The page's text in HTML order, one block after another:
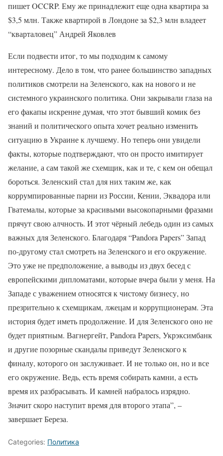
пишет OCCRP. Ему же принадлежит еще одна квартира за
$3,5 млн. Также квартирой в Лондоне за $2,3 млн владеет
“кварталовец” Андрей Яковлев
Если подвести итог, то мы подходим к самому
интересному. Дело в том, что ранее большинство западных
политиков смотрели на Зеленского, как на нового и не
системного украинского политика. Они закрывали глаза на
его факапы искренне думая, что этот бывший комик без
знаний и политического опыта хочет реально изменить
ситуацию в Украине к лучшему. Но теперь они увидели
факты, которые подтверждают, что он просто имитирует
желание, а сам такой же схемщик, как и те, с кем он обещал
бороться. Зеленский стал для них таким же, как
коррумпированные парни из России, Кении, Эквадора или
Гватемалы, которые за красивыми высокопарными фразами
прячут свою алчность. И этот чёрный лебедь один из самых
важных для Зеленского. Благодаря “Pandora Papers” Запад
по-другому стал смотреть на Зеленского и его окружение.
Это уже не предположение, а выводы из двух бесед с
европейскими дипломатами, которые вчера были у меня. На
Западе с уважением относятся к чистому бизнесу, но
презрительно к схемщикам, лжецам и коррупционерам. Эта
история будет иметь продолжение. И для Зеленского оно не
будет приятным. Вагнергейт, Pandora Papers, Укрэксимбанк
и другие позорные скандалы приведут Зеленского к
финалу, которого он заслуживает. И не только он, но и все
его окружение. Ведь, есть время собирать камни, а есть
время их разбрасывать. И камней набралось изрядно.
Значит скоро наступит время для второго этапа”, –
завершает Береза.
Categories: Политика